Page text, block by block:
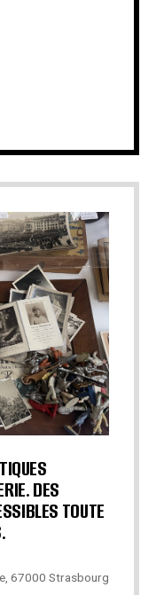
DES
TOUTE
67000 Strasbourg